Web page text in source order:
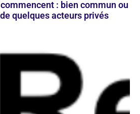
: bien commun ou
quelques acteurs privés